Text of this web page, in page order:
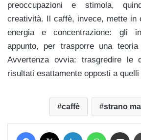
preoccupazioni e stimola,
creatività. Il caffè, invece, mette in
energia e concentrazione: gli
appunto, per trasporre una
Avvertenza ovvia: trasgredire le
risultati esattamente opposti a
caffè strano
Facebook LinkedIn WhatsApp Condividi via mail